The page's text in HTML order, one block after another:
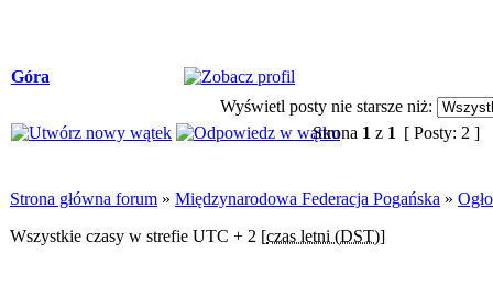
Góra
Wyświetl posty nie starsze niż:
Strona 1 z 1 [ Posty: 2 ]
Strona główna forum » Międzynarodowa Federacja Pogańska »
Wszystkie czasy w strefie UTC + 2 [czas letni (DST)]